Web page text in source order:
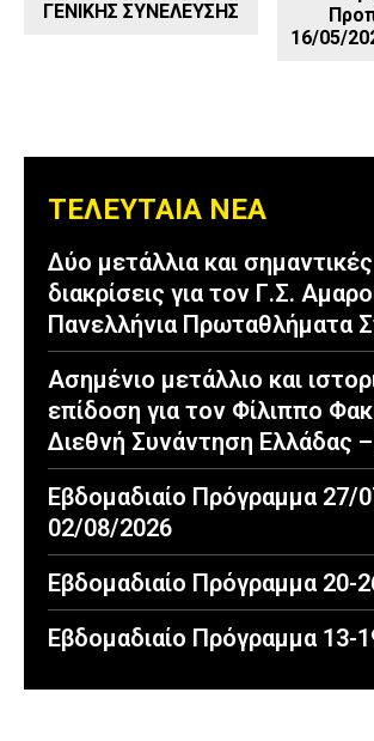
ΓΕΝΙΚΗΣ ΣΥΝΕΛΕΥΣΗΣ
16/05/
ΤΕΛΕΥΤΑΙΑ ΝΕΑ
Δύο μετάλλια και σημαντικές
διακρίσεις για τον Γ.Σ.
Πανελλήνια Πρωταθλήματα
Ασημένιο μετάλλιο και
επίδοση για τον Φίλιππο
Διεθνή Συνάντηση Ελλάδας
Εβδομαδιαίο Πρόγραμμα 27/
02/08/2026
Εβδομαδιαίο Πρόγραμμα 20-
Εβδομαδιαίο Πρόγραμμα 13-